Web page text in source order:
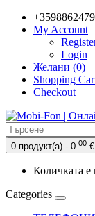
My Account
Login
Желани (0)
Shopping
Checkout
0 продукт(а) - 0.00
Количката е
Categories